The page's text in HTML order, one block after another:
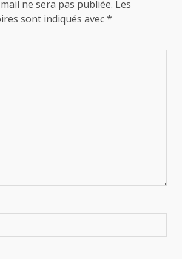
ne sera pas publiée. Les
sont indiqués avec*